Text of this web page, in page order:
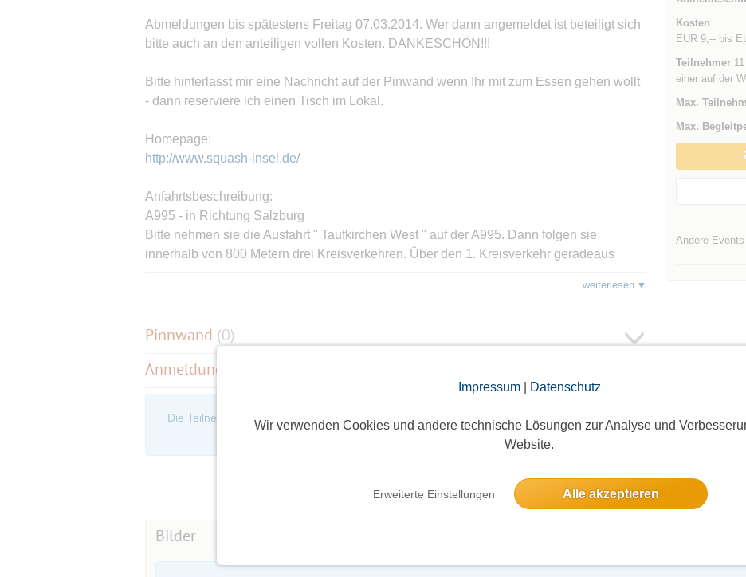
Impressum| Datenschutz
Wir verwenden Cookies und andere technische Lösungen zur Analyse und
Website.
Erweiterte Einstellungen Alle akzeptieren
Abmeldungen bis spätestens Freitag 07.03.2014. Wer dann angemeldet ist beteiligt sich
bitte auch an den anteiligen vollen Kosten. DANKESCHÖN!!!
Bitte hinterlasst mir eine Nachricht auf der Pinwand wenn Ihr mit zum Essen gehen wollt
- dann reserviere ich einen Tisch im Lokal.
Homepage:
http://www.squash-insel.de/
Anfahrtsbeschreibung:
A995 - in Richtung Salzburg
Bitte nehmen sie die Ausfahrt " Taufkirchen West " auf der A995. Dann folgen sie
innerhalb von 800 Metern drei Kreisverkehren. Über den 1. Kreisverkehr geradeaus
Ahornring. Nach ca. 400 Meter geradeaus kommen sie dann an den letzten Kreisverkehr.
kommen sie auf den Parkplatz der Squash Insel, links davon sehen sie die Sporthallen
der Squash Insel Taufkirchen. Ziel erreicht!!!
weiterlesen
Pinnwand (0)
Anmeldungen
Die Teilnehmerliste ist nur für eingeloggte Mitglieder sichtbar. Log dich ein oder melde dich
an, um die Teilnehmer zu sehen!
Kosten
EUR 9,-- bis
Teilnehmer11
einer auf der
Max.
Max.
Andere
Bilder